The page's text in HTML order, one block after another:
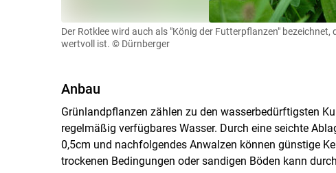
Der Rotklee wird auch als "König der Futterpflanzen"
wertvoll ist. © Dürnberger
Anbau
Grünlandpflanzen zählen zu den wasserbedürftigsten
regelmäßig verfügbares Wasser. Durch eine seichte
0,5cm und nachfolgendes Anwalzen können günstige
trockenen Bedingungen oder sandigen Böden kann